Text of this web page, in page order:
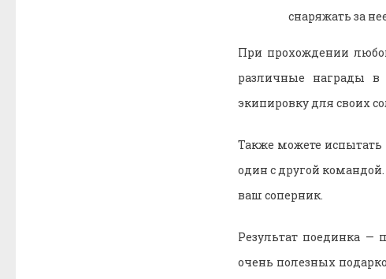
снаряжать за
При прохождении
различные награды в
экипировку для своих
Также можете испытать
один с другой
ваш соперник.
Результат поединка —
очень полезных